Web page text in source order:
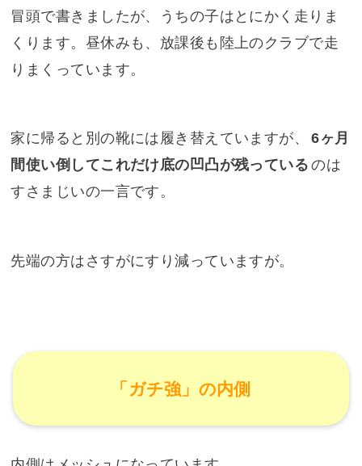
冒頭で書きましたが、うちの子はとにかく走りま
くります。昼休みも、放課後も陸上のクラブで走
りまくっています。
家に帰ると別の靴には履き替えていますが、
6ヶ月
間使い倒してこれだけ底の凹凸が残っている のは
すさまじいの一言です。
先端の方はさすがにすり減っていますが。
「ガチ強」の内側